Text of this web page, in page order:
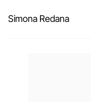
Simona Redana